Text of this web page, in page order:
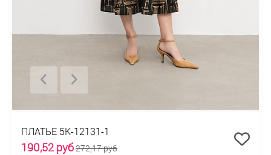
ПЛАТЬЕ 5К-12131-1
190,52 руб272,17 руб